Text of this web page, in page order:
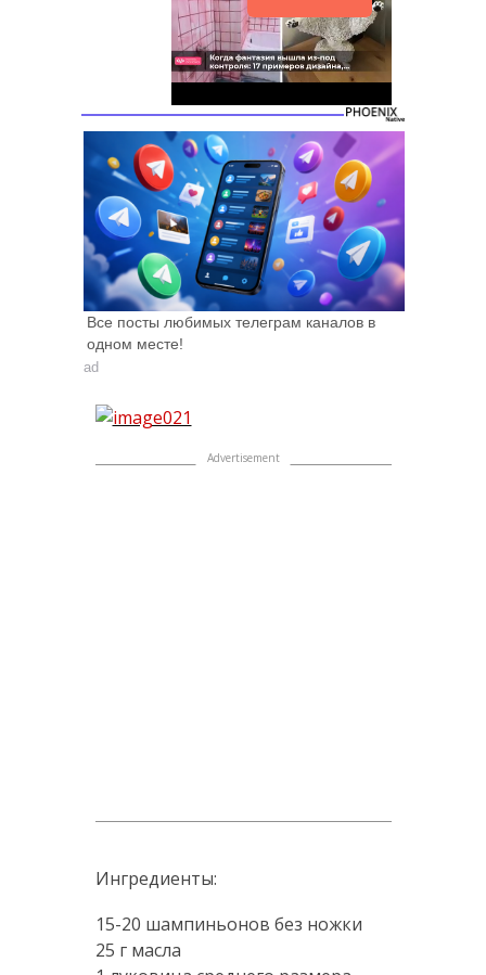
Все посты любимых телеграм каналов в
одном месте!
ad
Ингредиенты:
15-20 шампиньонов без ножки
25 г масла